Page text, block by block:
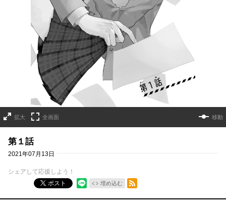
拡大 全画面 移動
第１話
2021年07月13日
シェアして応援しよう！
ポスト
埋め込む
RSSフィード